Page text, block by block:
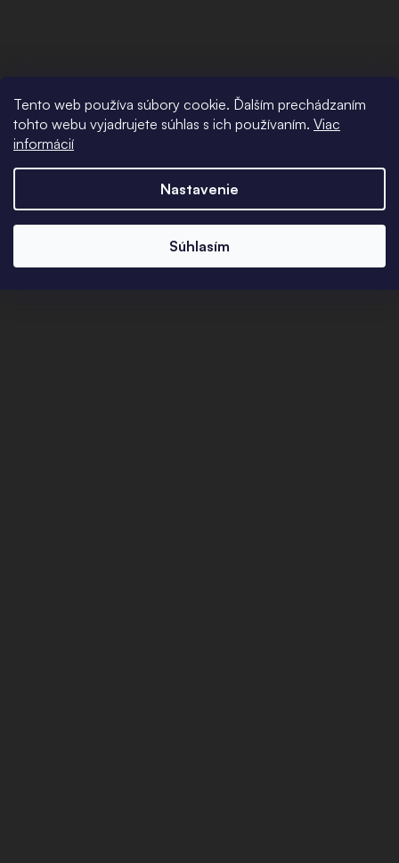
Tento web používa súbory cookie. Ďalším prechádzaním
tohto webu vyjadrujete súhlas s ich používaním. Viac
informácií
Nastavenie
Súhlasím